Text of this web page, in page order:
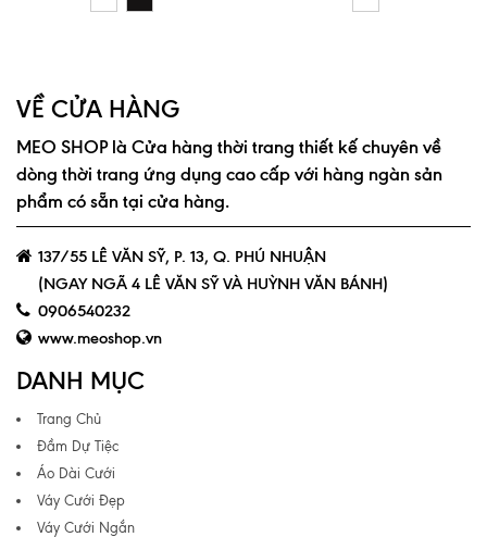
VỀ CỬA HÀNG
MEO SHOP là Cửa hàng thời trang thiết kế chuyên về
dòng thời trang ứng dụng cao cấp với hàng ngàn sản
phẩm có sẵn tại cửa hàng.
137/55 LÊ VĂN SỸ, P. 13, Q. PHÚ NHUẬN
(NGAY NGÃ 4 LÊ VĂN SỸ VÀ HUỲNH VĂN BÁNH)
0906540232
www.meoshop.vn
DANH MỤC
Trang Chủ
Đầm Dự Tiệc
Áo Dài Cưới
Váy Cưới Đẹp
Váy Cưới Ngắn